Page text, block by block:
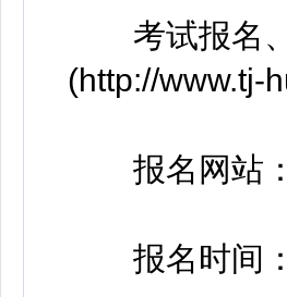
考试报名、
(http://www.tj-
报名网站：
报名时间：